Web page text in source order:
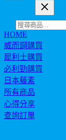
HOME
威而鋼購買
犀利士購買
必利勁購買
日本藤素
所有商品
心得分享
查詢訂單